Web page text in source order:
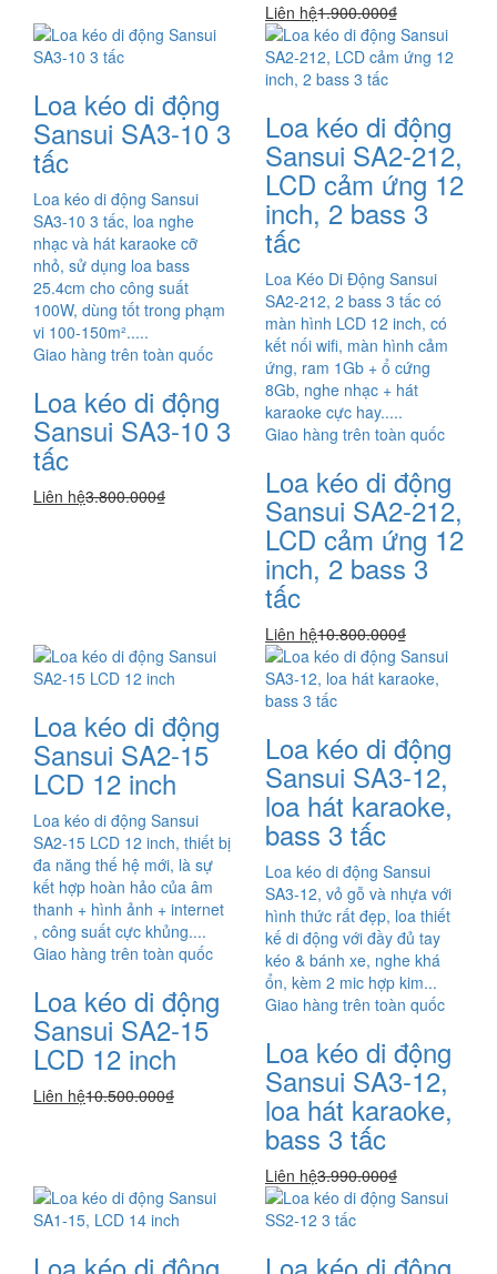
Liên hệ1.900.000₫
Loa kéo di động
Sansui SA3-10 3
tấc
Loa kéo di động Sansui
SA3-10 3 tấc, loa nghe
nhạc và hát karaoke cỡ
nhỏ, sử dụng loa bass
25.4cm cho công suất
100W, dùng tốt trong phạm
vi 100-150m².....
Giao hàng trên toàn quốc
Loa kéo di động
Sansui SA3-10 3
tấc
Liên hệ3.800.000₫
Loa kéo di động
Sansui SA2-212,
LCD cảm ứng 12
inch, 2 bass 3
tấc
Loa Kéo Di Động Sansui
SA2-212, 2 bass 3 tấc có
màn hình LCD 12 inch, có
kết nối wifi, màn hình cảm
ứng, ram 1Gb + ổ cứng
8Gb, nghe nhạc + hát
karaoke cực hay.....
Giao hàng trên toàn quốc
Loa kéo di động
Sansui SA2-212,
LCD cảm ứng 12
inch, 2 bass 3
tấc
Liên hệ10.800.000₫
Loa kéo di động
Sansui SA2-15
LCD 12 inch
Loa kéo di động Sansui
SA2-15 LCD 12 inch, thiết bị
đa năng thế hệ mới, là sự
kết hợp hoàn hảo của âm
thanh + hình ảnh + internet
, công suất cực khủng....
Giao hàng trên toàn quốc
Loa kéo di động
Sansui SA2-15
LCD 12 inch
Liên hệ10.500.000₫
Loa kéo di động
Sansui SA3-12,
loa hát karaoke,
bass 3 tấc
Loa kéo di động Sansui
SA3-12, vỏ gỗ và nhựa với
hình thức rất đẹp, loa thiết
kế di động với đầy đủ tay
kéo & bánh xe, nghe khá
ổn, kèm 2 mic hợp kim...
Giao hàng trên toàn quốc
Loa kéo di động
Sansui SA3-12,
loa hát karaoke,
bass 3 tấc
Liên hệ3.990.000₫